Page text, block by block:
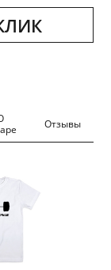
Отзывы